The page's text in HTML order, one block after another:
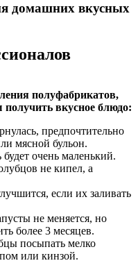
домашних вкусных
полуфабрикатов,
вкусное блюдо:
предпочтительно
мясной бульон.
очень маленький.
не кипел, а
если их заливать
не меняется, но
более 3 месяцев.
посыпать мелко
или кинзой.